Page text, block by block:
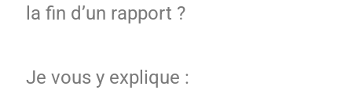
la fin d’un rapport ?
Je vous y explique :